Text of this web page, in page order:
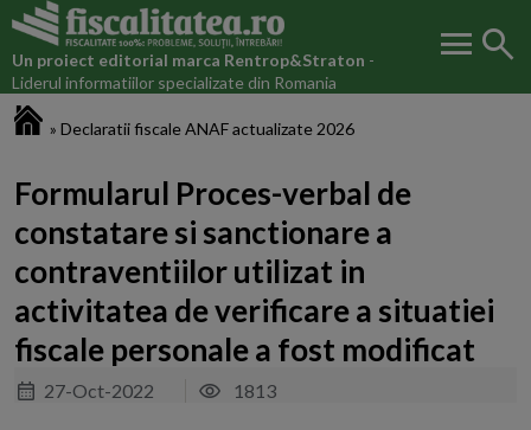
Un proiect editorial marca Rentrop&Straton -
Liderul informatiilor specializate din Romania
menu search
» Declaratii fiscale ANAF actualizate 2026
Formularul Proces-verbal de
constatare si sanctionare a
contraventiilor utilizat in
activitatea de verificare a situatiei
fiscale personale a fost modificat
27-Oct-2022 1813